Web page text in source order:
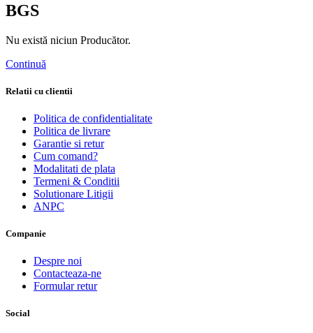
BGS
Nu există niciun Producător.
Continuă
Relatii cu clientii
Politica de confidentialitate
Politica de livrare
Garantie si retur
Cum comand?
Modalitati de plata
Termeni & Conditii
Solutionare Litigii
ANPC
Companie
Despre noi
Contacteaza-ne
Formular retur
Social